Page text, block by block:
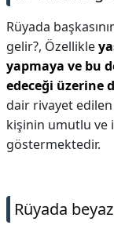
Rüyada
gelir?, Özellikle
yapmaya ve bu
edeceği üzerine
dair rivayet
kişinin umutlu ve
göstermektedir.
Rüyada